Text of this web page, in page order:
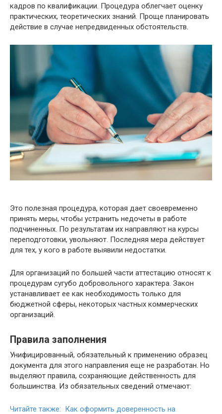
кадров по квалификации. Процедура облегчает оценку
практических, теоретических знаний. Проще планировать
действие в случае непредвиденных обстоятельств.
Это полезная процедура, которая дает своевременно
принять меры, чтобы устранить недочеты в работе
подчиненных. По результатам их направляют на курсы
переподготовки, увольняют. Последняя мера действует
для тех, у кого в работе выявили недостатки.
Для организаций по большей части аттестацию относят к
процедурам сугубо добровольного характера. Закон
устанавливает ее как необходимость только для
бюджетной сферы, некоторых частных коммерческих
организаций.
Правила заполнения
Унифицированный, обязательный к применению образец
документа для этого направления еще не разработан. Но
выделяют правила, сохраняющие действенность для
большинства. Из обязательных сведений отмечают:
Читайте также: Как оформить доверенность на